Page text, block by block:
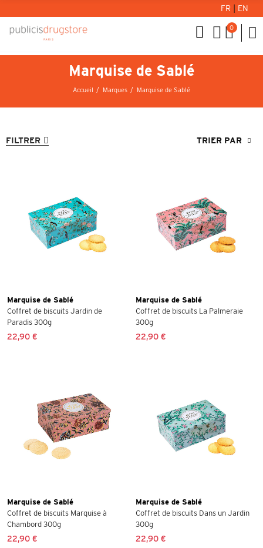
FR EN
0
Marquise de Sablé
Accueil Marques Marquise de Sablé
FILTRER TRIER PAR
Marquise de Sablé
Coffret de biscuits Jardin de
Paradis 300g
22,90 €
Marquise de Sablé
Coffret de biscuits La Palmeraie
300g
22,90 €
Marquise de Sablé
Coffret de biscuits Marquise à
Chambord 300g
22,90 €
Marquise de Sablé
Coffret de biscuits Dans un Jardin
300g
22,90 €